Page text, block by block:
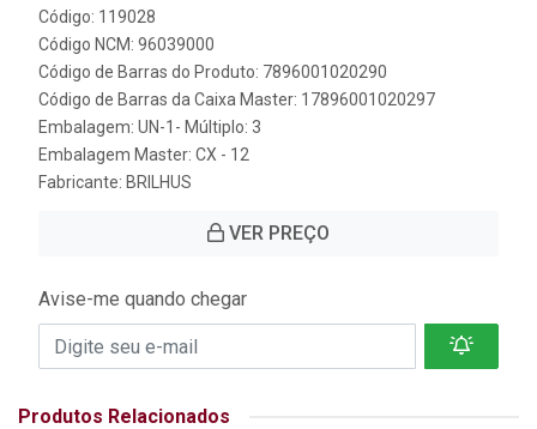
Código: 119028
Código NCM: 96039000
Código de Barras do Produto: 7896001020290
Código de Barras da Caixa Master: 17896001020297
Embalagem: UN-1- Múltiplo: 3
Embalagem Master: CX - 12
Fabricante: BRILHUS
VER PREÇO
Avise-me quando chegar
Produtos Relacionados